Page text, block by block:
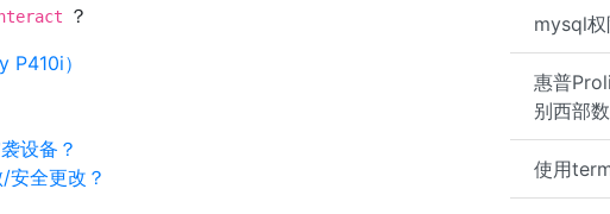
mysql
惠普
别西部
使用
？
）
设备？
全更改？